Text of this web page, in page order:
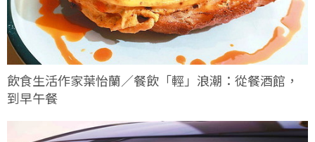
飲食生活作家葉怡蘭／餐飲「輕」浪潮：從餐酒館，
到早午餐